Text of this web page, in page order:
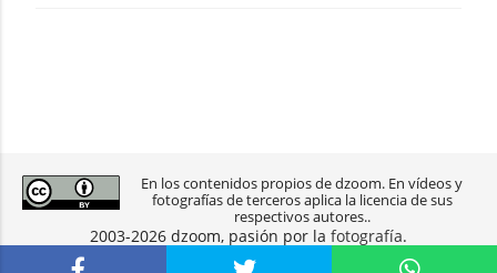
En los contenidos propios de dzoom. En vídeos y
fotografías de terceros aplica la licencia de sus
respectivos autores..
2003-2026 dzoom, pasión por la fotografía.
aviso legal
política de privacidad contacto